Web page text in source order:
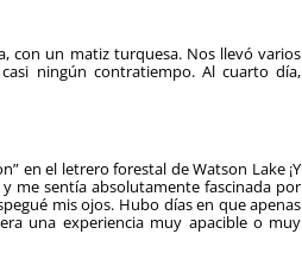
con un matiz turquesa. Nos llevó varios
ningún contratiempo. Al cuarto día,
en el letrero forestal de Watson Lake ¡Y
me sentía absolutamente fascinada por
mis ojos. Hubo días en que apenas
una experiencia muy apacible o muy